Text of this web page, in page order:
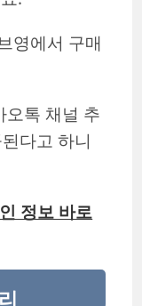
영에서 구매
오톡 채널 추
다고 하니
정보 바로